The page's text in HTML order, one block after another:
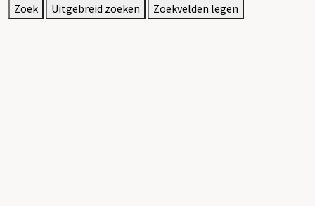
Zoek Uitgebreid zoeken Zoekvelden legen